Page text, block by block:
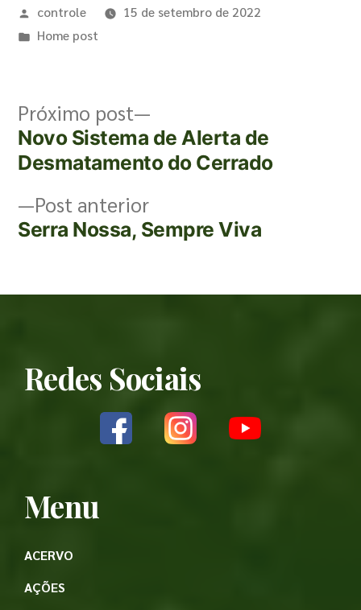
controle
15 de setembro de 2022
Home post
Post anterior
Serra Nossa, Sempre Viva
Próximo post
Novo Sistema de Alerta de
Desmatamento do Cerrado
Redes Sociais
Menu
ACERVO
AÇÕES